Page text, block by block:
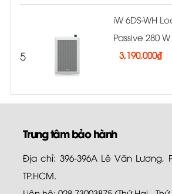
5
iW 6DS-WH
Passive 280
3,190,000₫
Trung tâm bảo hành
Địa chỉ: 396-396A Lê Văn Lương,
TP.HCM.